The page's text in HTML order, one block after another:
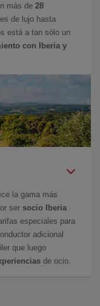
más de 28
de lujo hasta
está a tan sólo un
con Iberia y
la gama más
ser socio Iberia
especiales para
adicional
que luego
de ocio.